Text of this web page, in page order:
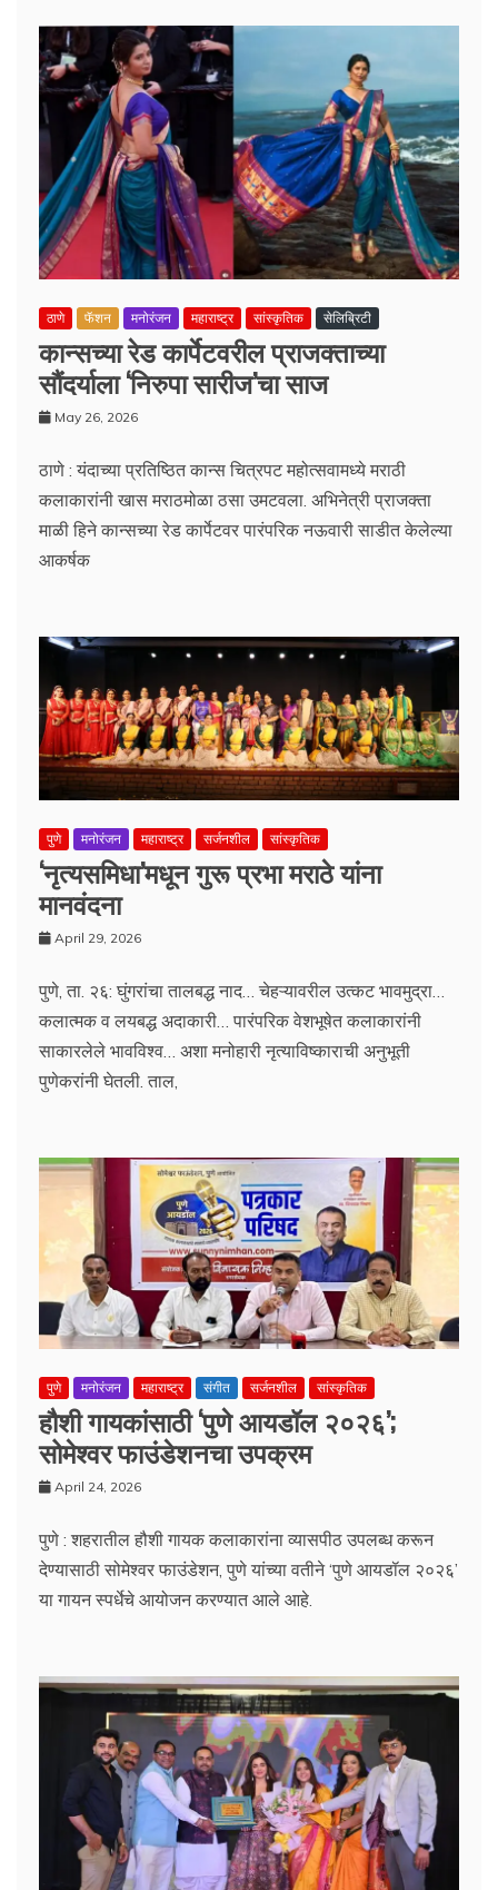
ठाणे फॅशन मनोरंजन महाराष्ट्र सांस्कृतिक सेलिब्रिटी
कान्सच्या रेड कार्पेटवरील प्राजक्ताच्या
सौंदर्याला ‘निरुपा सारीज’चा साज
May 26, 2026
ठाणे : यंदाच्या प्रतिष्ठित कान्स चित्रपट महोत्सवामध्ये मराठी
कलाकारांनी खास मराठमोळा ठसा उमटवला. अभिनेत्री प्राजक्ता
माळी हिने कान्सच्या रेड कार्पेटवर पारंपरिक नऊवारी साडीत केलेल्या
आकर्षक
पुणे मनोरंजन महाराष्ट्र सर्जनशील सांस्कृतिक
‘नृत्यसमिधा’मधून गुरू प्रभा मराठे यांना
मानवंदना
April 29, 2026
पुणे, ता. २६: घुंगरांचा तालबद्ध नाद… चेहऱ्यावरील उत्कट भावमुद्रा…
कलात्मक व लयबद्ध अदाकारी… पारंपरिक वेशभूषेत कलाकारांनी
साकारलेले भावविश्व… अशा मनोहारी नृत्याविष्काराची अनुभूती
पुणेकरांनी घेतली. ताल,
पुणे मनोरंजन महाराष्ट्र संगीत सर्जनशील सांस्कृतिक
हौशी गायकांसाठी ‘पुणे आयडॉल २०२६’;
सोमेश्वर फाउंडेशनचा उपक्रम
April 24, 2026
पुणे : शहरातील हौशी गायक कलाकारांना व्यासपीठ उपलब्ध करून
देण्यासाठी सोमेश्वर फाउंडेशन, पुणे यांच्या वतीने ‘पुणे आयडॉल २०२६’
या गायन स्पर्धेचे आयोजन करण्यात आले आहे.